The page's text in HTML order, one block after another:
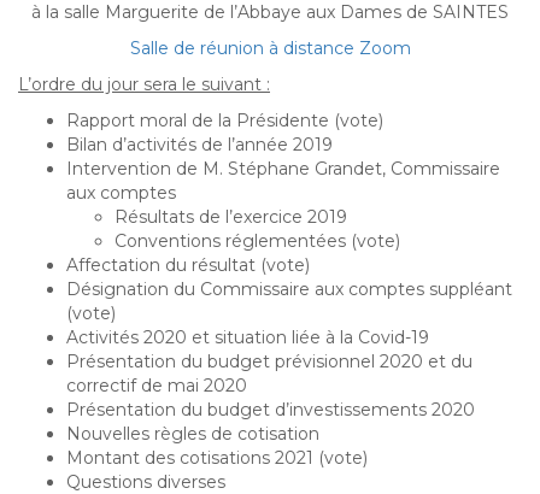
à la salle Marguerite de l’Abbaye aux Dames de SAINTES
Salle de réunion à distance Zoom
L’ordre du jour sera le suivant :
Rapport moral de la Présidente (vote)
Bilan d’activités de l’année 2019
Intervention de M. Stéphane Grandet, Commissaire
aux comptes
Résultats de l’exercice 2019
Conventions réglementées (vote)
Affectation du résultat (vote)
Désignation du Commissaire aux comptes suppléant
(vote)
Activités 2020 et situation liée à la Covid-19
Présentation du budget prévisionnel 2020 et du
correctif de mai 2020
Présentation du budget d’investissements 2020
Nouvelles règles de cotisation
Montant des cotisations 2021 (vote)
Questions diverses